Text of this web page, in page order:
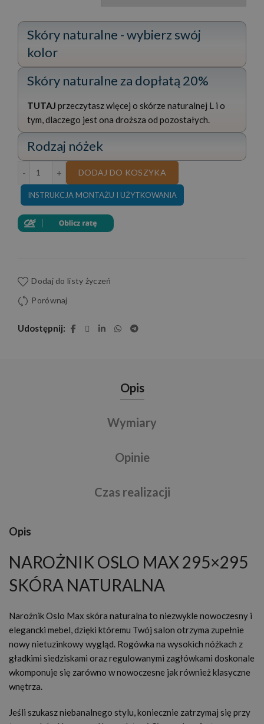
Skóry naturalne - wybierz swój
kolor
Skóry naturalne za dopłatą 20%
TUTAJ przeczytasz więcej o skórze naturalnej L i o
tym, dlaczego jest ona droższa od pozostałych.
Rodzaj nóżek
ilość NAROŻNIK OSLO MAX 295x295 CM SKÓRA
DODAJ DO KOSZYKA
INSTRUKCJA MONTAŻU I UŻYTKOWANIA
Dodaj do listy życzeń
Porównaj
Udostępnij
Opis
Wymiary
Opinie
Czas realizacji
Opis
NAROŻNIK OSLO MAX 295×295
SKÓRA NATURALNA
Narożnik Oslo Max skóra naturalna to niezwykle nowoczesny i
elegancki mebel, dzięki któremu Twój salon otrzyma zupełnie
nowy nietuzinkowy wygląd. Rogówka na wysokich nóżkach z
gładkimi siedziskami oraz regulowanymi zagłówkami doskonale
wkomponuje się zarówno w nowoczesne jak również klasyczne
wnętrza.
Jeśli szukasz niebanalnego stylu, koniecznie zatrzymaj się przy